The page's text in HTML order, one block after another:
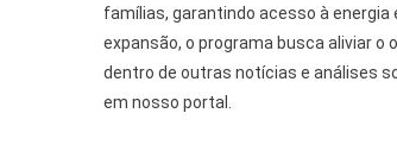
famílias, garantindo acesso à energia
expansão, o programa busca aliviar
dentro de outras notícias e análises
em nosso portal.